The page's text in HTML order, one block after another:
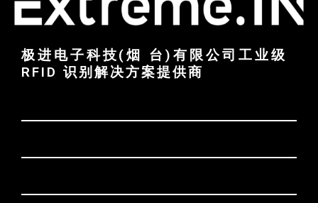
极进电子科技(烟 台)有限公司工业级
RFID 识别解决方案提供商